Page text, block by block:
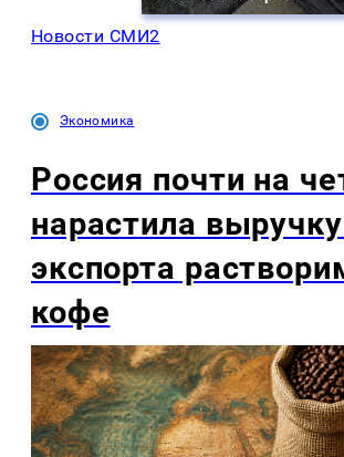
Новости СМИ2
Экономика
Россия почти на
нарастила
экспорта
кофе